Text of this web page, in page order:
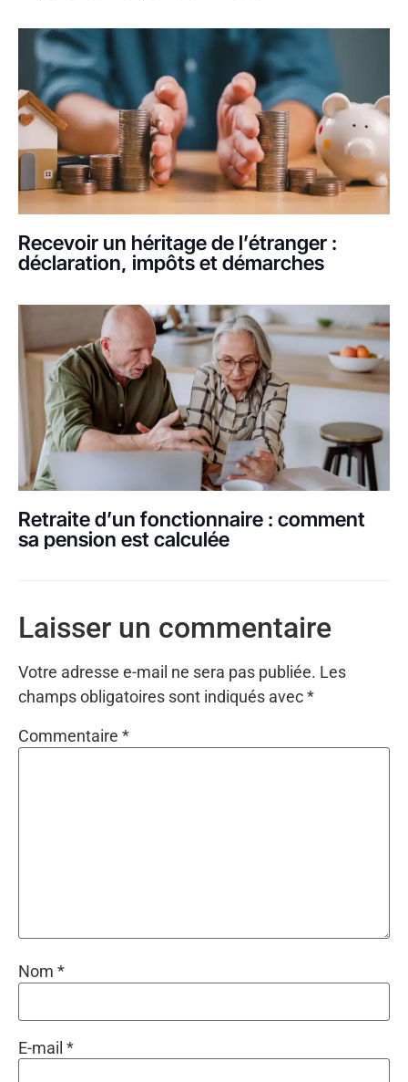
Recevoir un héritage de l’étranger :
déclaration, impôts et démarches
Retraite d’un fonctionnaire : comment
sa pension est calculée
Laisser un commentaire
Votre adresse e-mail ne sera pas publiée. Les
champs obligatoires sont indiqués avec*
Commentaire *
Nom *
E-mail *